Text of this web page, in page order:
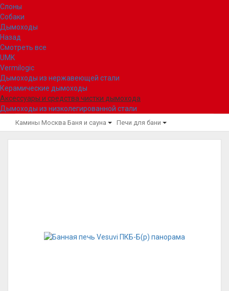
Слоны
Собаки
Дымоходы
Назад
Смотреть все
UMK
Vermilogic
Дымоходы из нержавеющей стали
Керамические дымоходы
Аксессуары и средства чистки дымохода
Дымоходы из низколегированной стали
Камины Москва Баня и сауна Печи для бани